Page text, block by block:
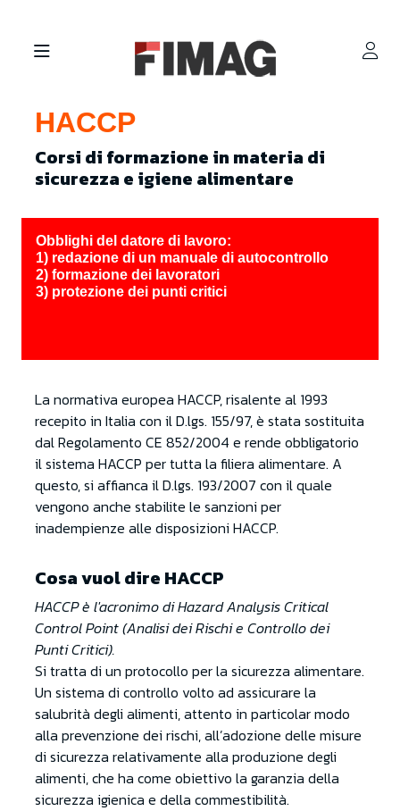
HACCP
Corsi di formazione in materia di
sicurezza e igiene alimentare
Obblighi del datore di lavoro:
1) redazione di un manuale di autocontrollo
2) formazione dei lavoratori
3) protezione dei punti critici
La normativa europea HACCP, risalente al 1993
recepito in Italia con il D.lgs. 155/97, è stata sostituita
dal Regolamento CE 852/2004 e rende obbligatorio
il sistema HACCP per tutta la filiera alimentare. A
questo, si affianca il D.lgs. 193/2007 con il quale
vengono anche stabilite le sanzioni per
inadempienze alle disposizioni HACCP.
Cosa vuol dire HACCP
HACCP è l'acronimo di Hazard Analysis Critical
Control Point (Analisi dei Rischi e Controllo dei
Punti Critici).
Si tratta di un protocollo per la sicurezza alimentare.
Un sistema di controllo volto ad assicurare la
salubrità degli alimenti, attento in particolar modo
alla prevenzione dei rischi, all’adozione delle misure
di sicurezza relativamente alla produzione degli
alimenti, che ha come obiettivo la garanzia della
sicurezza igienica e della commestibilità.